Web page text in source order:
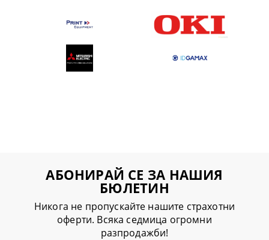
АБОНИРАЙ СЕ ЗА НАШИЯ
БЮЛЕТИН
Никога не пропускайте нашите страхотни
оферти. Всяка седмица огромни
разпродажби!